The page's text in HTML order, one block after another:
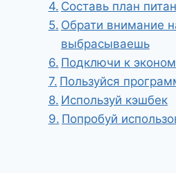
Составь план
Обрати внимание
выбрасываешь
Подключи к
Пользуйся
Используй кэшбек
Попробуй